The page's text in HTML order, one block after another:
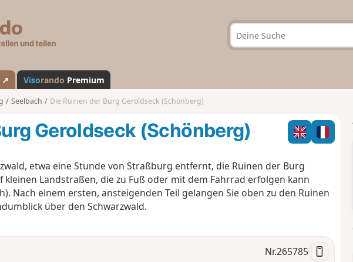
a
n
d
↗ Visorando Premium
Seelbach Die Ruinen der Burg Geroldseck (Schönberg)
Geroldseck (Schönberg)
etwa eine Stunde von Straßburg entfernt, die Ruinen der Burg
kleinen Landstraßen, die zu Fuß oder mit dem Fahrrad erfolgen kann
Nach einem ersten, ansteigenden Teil gelangen Sie oben zu den Ruinen
über den Schwarzwald.
Nr.265785